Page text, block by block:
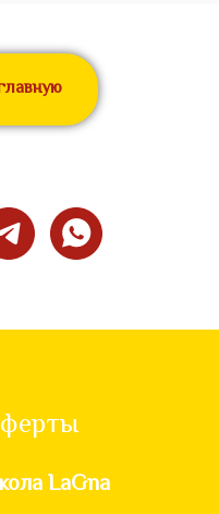
LaGna